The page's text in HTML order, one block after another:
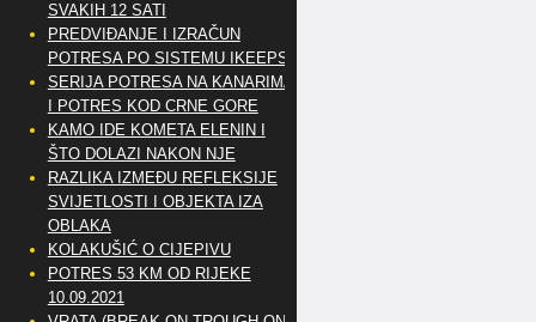
SVAKIH 12 SATI
PREDVIĐANJE I IZRAČUN
POTRESA PO SISTEMU IKEEPS
SERIJA POTRESA NA KANARIMA
I POTRES KOD CRNE GORE
KAMO IDE KOMETA ELENIN I
ŠTO DOLAZI NAKON NJE
RAZLIKA IZMEĐU REFLEKSIJE
SVIJETLOSTI I OBJEKTA IZA
OBLAKA
KOLAKUŠIĆ O CIJEPIVU
POTRES 53 KM OD RIJEKE
10.09.2021